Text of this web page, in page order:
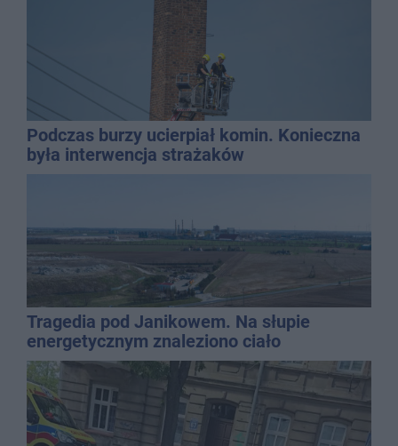
Podczas burzy ucierpiał komin. Konieczna
była interwencja strażaków
Tragedia pod Janikowem. Na słupie
energetycznym znaleziono ciało
mężczyzny